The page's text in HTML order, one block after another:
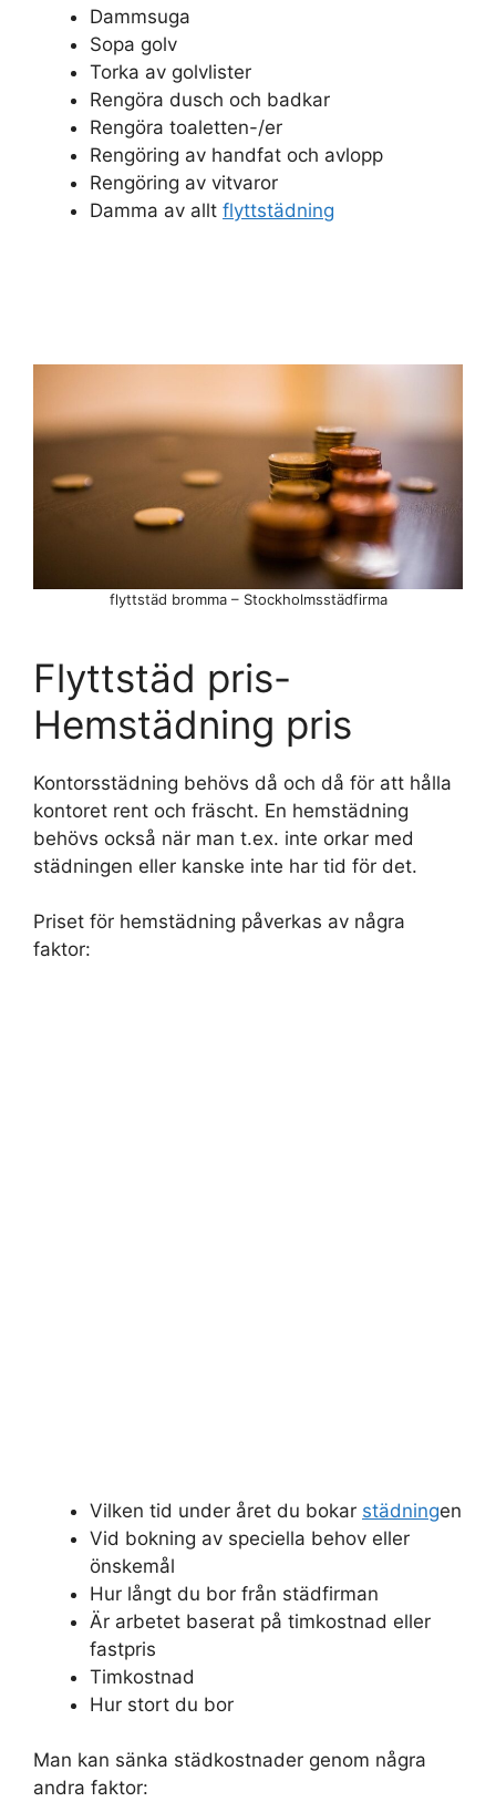
Dammsuga
Sopa golv
Torka av golvlister
Rengöra dusch och badkar
Rengöra toaletten-/er
Rengöring av handfat och avlopp
Rengöring av vitvaror
Damma av allt flyttstädning
flyttstäd bromma – Stockholmsstädfirma
Flyttstäd pris-
Hemstädning pris
Kontorsstädning behövs då och då för att hålla
kontoret rent och fräscht. En hemstädning
behövs också när man t.ex. inte orkar med
städningen eller kanske inte har tid för det.
Priset för hemstädning påverkas av några
faktor:
Vilken tid under året du bokar städningen
Vid bokning av speciella behov eller
önskemål
Hur långt du bor från städfirman
Är arbetet baserat på timkostnad eller
fastpris
Timkostnad
Hur stort du bor
Man kan sänka städkostnader genom några
andra faktor: